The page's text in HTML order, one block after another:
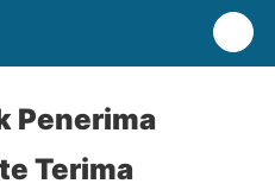
Penerima
Terima